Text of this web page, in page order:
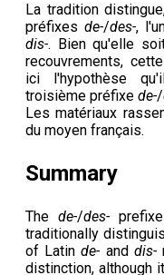
La tradition
préfixes de-/des-,
dis-. Bien qu'elle
recouvrements,
ici l'hypothèse
troisième préfixede-/
Les matériaux
du moyen français.
Summary
The de-/des-
traditionally
of Latinde- and dis-
distinction, although